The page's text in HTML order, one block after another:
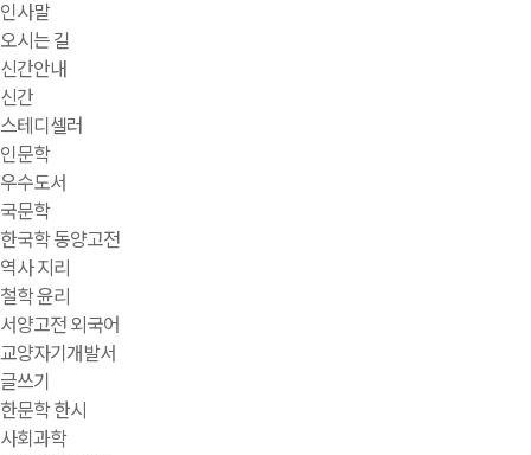
인사말
오시는 길
신간안내
신간
스테디셀러
인문학
우수도서
국문학
한국학 동양고전
역사 지리
철학 윤리
서양고전 외국어
교양자기개발서
글쓰기
한문학 한시
사회과학